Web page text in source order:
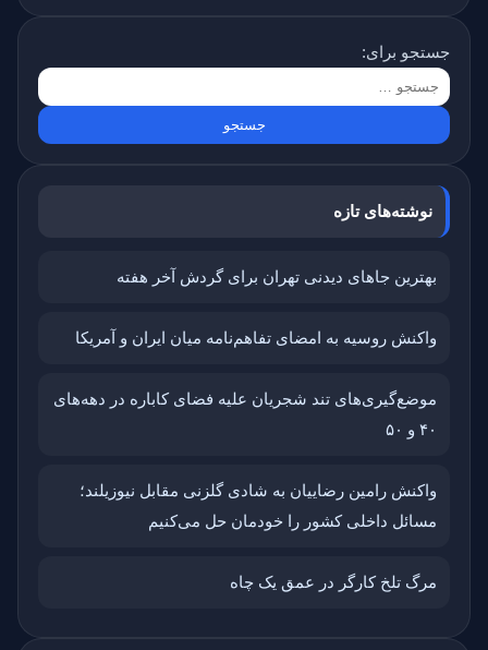
جستجو برای:
نوشته‌های تازه
بهترین جاهای دیدنی تهران برای گردش آخر هفته
واکنش روسیه به امضای تفاهم‌نامه میان ایران و آمریکا
موضع‌گیری‌های تند شجریان علیه فضای کاباره در دهه‌های
۴۰ و ۵۰
واکنش رامین رضاییان به شادی گلزنی مقابل نیوزیلند؛
مسائل داخلی کشور را خودمان حل می‌کنیم
مرگ تلخ کارگر در عمق یک چاه